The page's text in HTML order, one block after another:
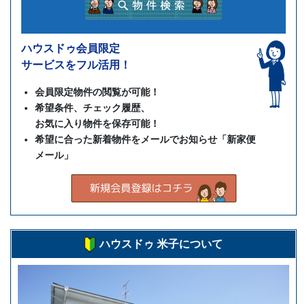
ハウスドゥ会員限定
サービスをフル活用！
会員限定物件の閲覧が可能！
希望条件、チェック履歴、
お気に入り物件を保存可能！
希望に合った新着物件をメールでお知らせ「新家便
メール」
ハウスドゥ 米子について